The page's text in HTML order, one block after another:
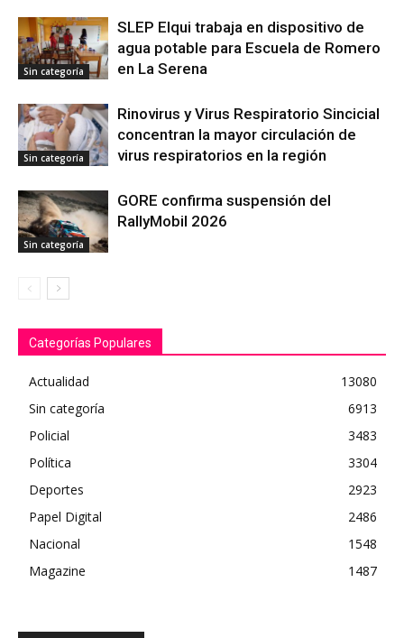
Sin categoría
SLEP Elqui trabaja en dispositivo de
agua potable para Escuela de Romero
en La Serena
Sin categoría
Rinovirus y Virus Respiratorio Sincicial
concentran la mayor circulación de
virus respiratorios en la región
Sin categoría
GORE confirma suspensión del
RallyMobil 2026
Categorías Populares
Actualidad
13080
Sin categoría
6913
Policial
3483
Política
3304
Deportes
2923
Papel Digital
2486
Nacional
1548
Magazine
1487